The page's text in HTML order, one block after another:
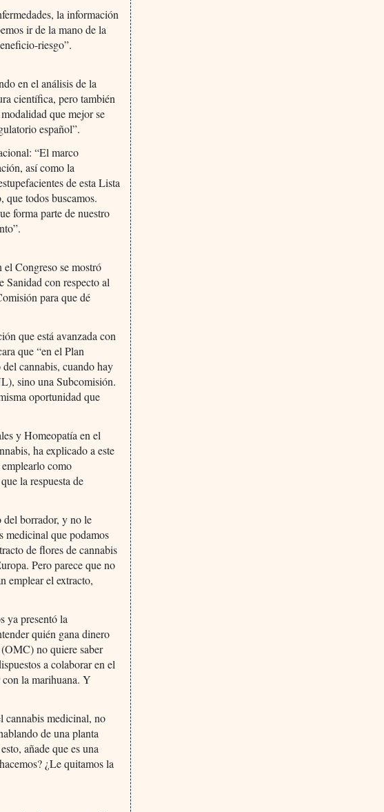
la información
ir de la mano de la
riesgo”.
en el análisis de la
científica, pero también
que mejor se
español”.
“El marco
así como la
de esta Lista
que todos buscamos.
forma parte de nuestro
Congreso se mostró
Sanidad con respecto al
para que dé
que está avanzada con
que “en el Plan
cannabis, cuando hay
sino una Subcomisión.
oportunidad que
y Homeopatía en el
ha explicado a este
como
la respuesta de
del borrador, y no le
medicinal que podamos
de flores de cannabis
Pero parece que no
emplear el extracto,
ya presentó la
quién gana dinero
no quiere saber
a colaborar en el
la marihuana. Y
cannabis medicinal, no
de una planta
añade que es una
¿Le quitamos la